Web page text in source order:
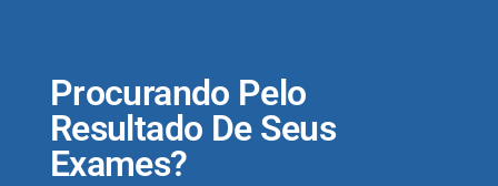
Procurando Pelo
Resultado De Seus
Exames?